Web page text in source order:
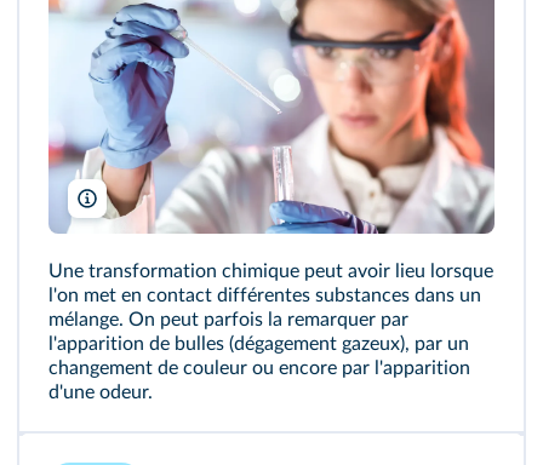
Matej Kastelic/Shutterstock
Une transformation chimique peut avoir lieu lorsque
l'on met en contact différentes substances dans un
mélange. On peut parfois la remarquer par
l'apparition de bulles (dégagement gazeux), par un
changement de couleur ou encore par l'apparition
d'une odeur.